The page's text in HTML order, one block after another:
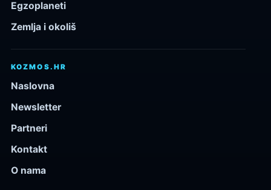
Egzoplaneti
Zemlja i okoliš
KOZMOS.HR
Naslovna
Newsletter
Partneri
Kontakt
O nama